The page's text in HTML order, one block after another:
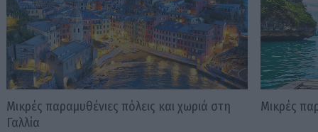
Μικρές παραμυθένιες πόλεις και χωριά στη
Γαλλία
Μικρές